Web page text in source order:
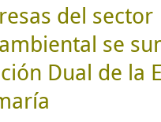
del sector
se
Dual de la